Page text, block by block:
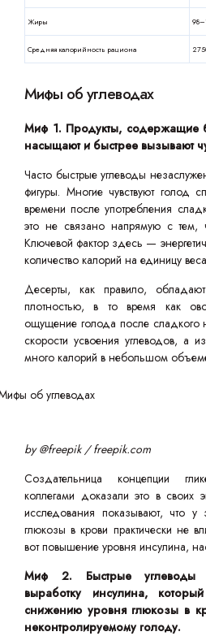
Жиры
Средняя калорийность рациона
Мифы об углеводах
Миф 1. Продукты, содержащие
насыщают и быстрее вызывают
Часто быстрые углеводы
фигуры. Многие чувствуют голод
времени после употребления
это не связано напрямую с тем,
Ключевой фактор здесь —
количество калорий на единицу
Десерты, как правило, обладают
плотностью, в то время как
ощущение голода после сладкого
скорости усвоения углеводов, а
много калорий в небольшом
by @freepik / freepik.com
Создательница концепции
коллегами доказали это в своих
исследования показывают, что
глюкозы в крови практически не
вот повышение уровня инсулина,
Миф 2. Быстрые углеводы
выработку инсулина,
снижению уровня глюкозы в
неконтролируемому голоду.